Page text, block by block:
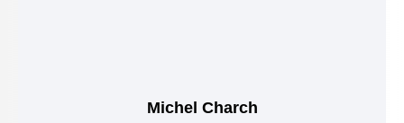
Michel Charch